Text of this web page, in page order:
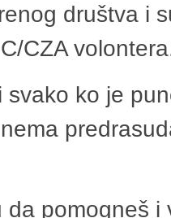
društva i
CZA
svako ko je
da pomogneš